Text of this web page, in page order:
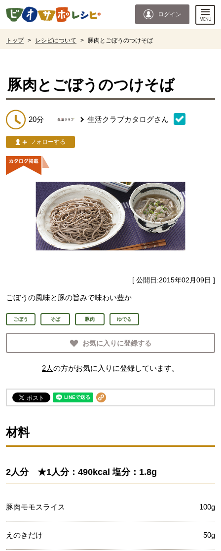
ページの先頭です。
ログイン
トップ > レシピについて > 豚肉とごぼうのつけそば
豚肉とごぼうのつけそば
20分 生活クラブカタログさん
フォローする
[ 公開日:2015年02月09日 ]
ごぼうの風味と豚の旨みで味わい豊か
ごぼう そば 豚肉 ゆでる
お気に入りに登録する
2人の方がお気に入りに登録しています。
材料
2人分 ★1人分：490kcal 塩分：1.8g
豚肉モモスライス 100g
えのきだけ 50g